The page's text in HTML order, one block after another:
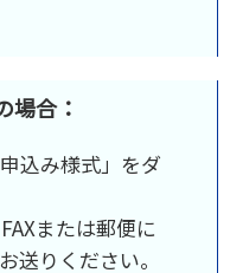
場合：
込み様式」をダ
または郵便に
送りください。